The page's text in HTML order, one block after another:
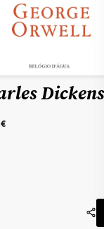
Dickens
€